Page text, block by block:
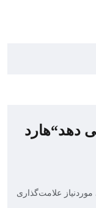
دهد“هارد
علامت‌گذاری